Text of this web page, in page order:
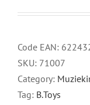
Code EAN:
SKU: 71007
Category:
Tag: B.Toys